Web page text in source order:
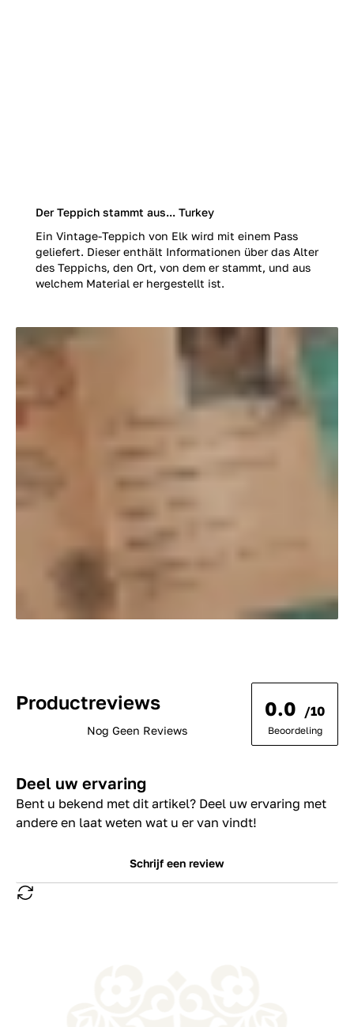
Der Teppich stammt aus... Turkey
Ein Vintage-Teppich von Elk wird mit einem Pass
geliefert. Dieser enthält Informationen über das Alter
des Teppichs, den Ort, von dem er stammt, und aus
welchem Material er hergestellt ist.
Productreviews
Nog Geen Reviews
0.0 /10
Beoordeling
Deel uw ervaring
Bent u bekend met dit artikel? Deel uw ervaring met
andere en laat weten wat u er van vindt!
Schrijf een review